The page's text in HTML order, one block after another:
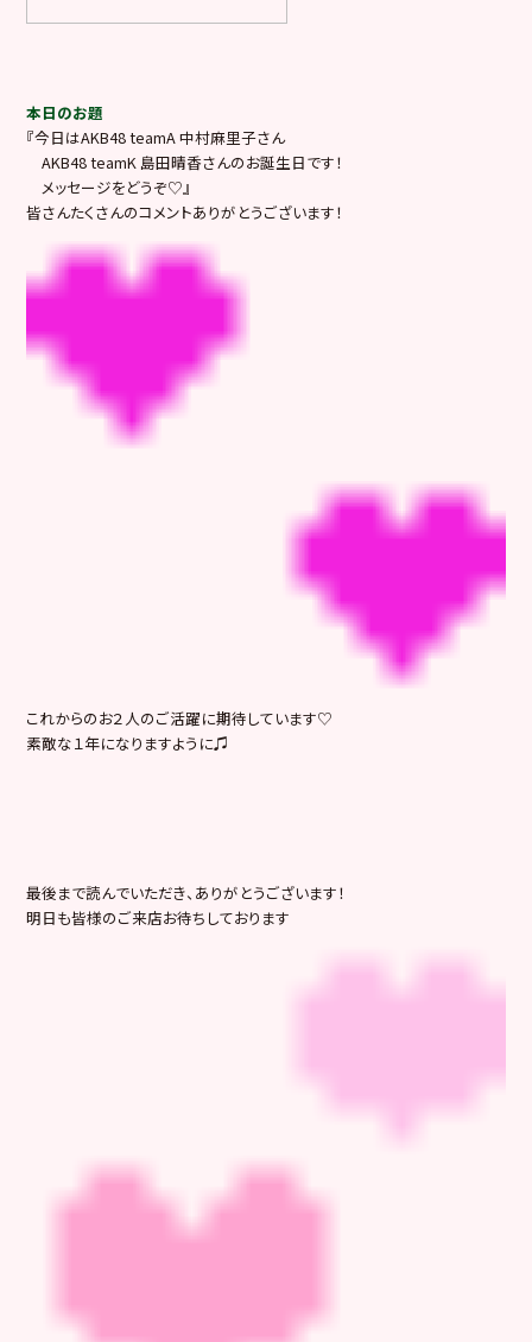
本日のお題
『今日はAKB48 teamA 中村麻里子さん
AKB48 teamK 島田晴香さんのお誕生日です！
メッセージをどうぞ♡』
皆さんたくさんのコメントありがとうございます！
これからのお２人のご活躍に期待しています♡
素敵な１年になりますように♫
最後まで読んでいただき、ありがとうございます！
明日も皆様のご来店お待ちしております